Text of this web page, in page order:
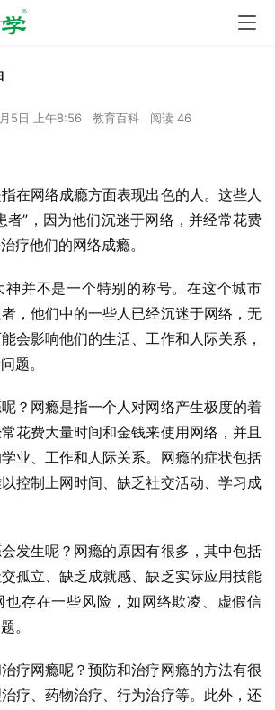
5日 上午8:56 教育百科 阅读 46
在网络成瘾方面表现出色的人。这些人
者”，因为他们沉迷于网络，并经常花费
疗他们的网络成瘾。
神并不是一个特别的称号。在这个城市
，他们中的一些人已经沉迷于网络，无
会影响他们的生活、工作和人际关系，
题。
？网瘾是指一个人对网络产生极度的着
花费大量时间和金钱来使用网络，并且
业、工作和人际关系。网瘾的症状包括
控制上网时间、缺乏社交活动、学习成
发生呢？网瘾的原因有很多，其中包括
孤立、缺乏成就感、缺乏实际应用技能
也存在一些风险，如网络欺凌、虚假信
。
疗网瘾呢？预防和治疗网瘾的方法有很
疗、药物治疗、行为治疗等。此外，还